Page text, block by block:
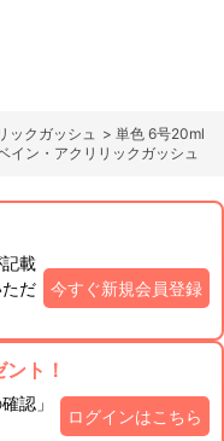
ックガッシュ > 単色 6号20ml
イン・アクリリックガッシュ
載
だ
今すぐ新規会員登録
ト！
認」
ログインはこちら